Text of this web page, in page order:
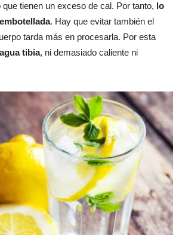
tienen un exceso de cal. Por tanto, lo
. Hay que evitar también el
tarda más en procesarla. Por esta
tibia, ni demasiado caliente ni